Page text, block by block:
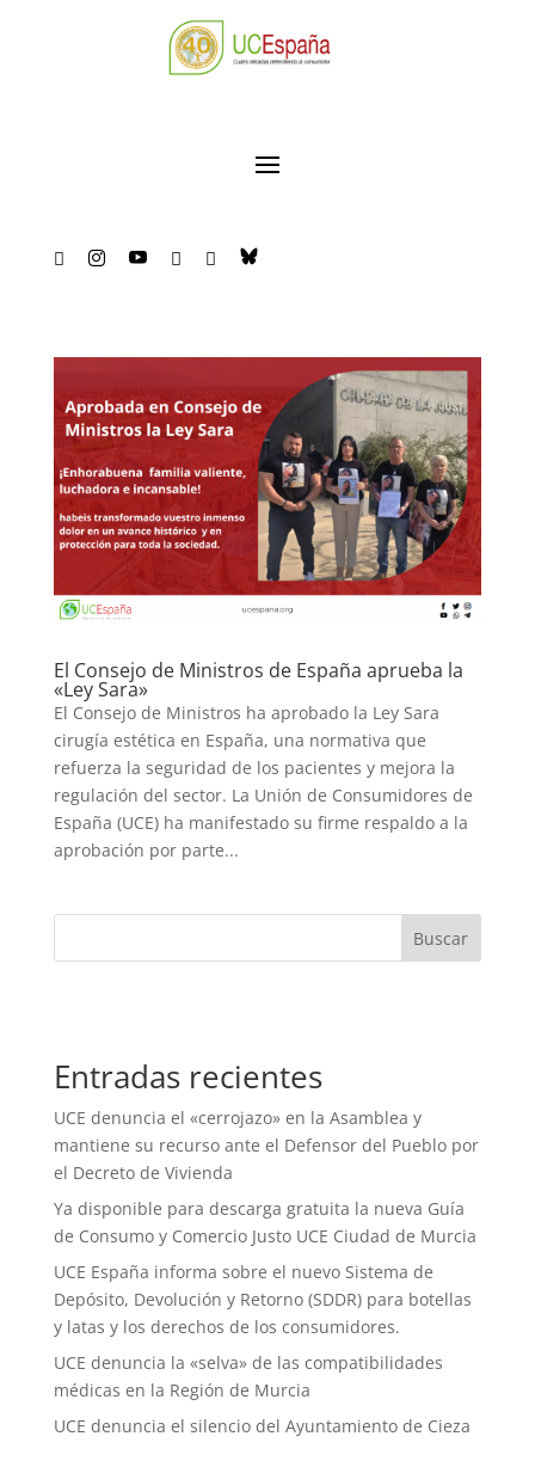
    
El Consejo de Ministros de España aprueba la
«Ley Sara»
El Consejo de Ministros ha aprobado la Ley Sara
cirugía estética en España, una normativa que
refuerza la seguridad de los pacientes y mejora la
regulación del sector. La Unión de Consumidores de
España (UCE) ha manifestado su firme respaldo a la
aprobación por parte...
Buscar
Entradas recientes
UCE denuncia el «cerrojazo» en la Asamblea y
mantiene su recurso ante el Defensor del Pueblo por
el Decreto de Vivienda
Ya disponible para descarga gratuita la nueva Guía
de Consumo y Comercio Justo UCE Ciudad de Murcia
UCE España informa sobre el nuevo Sistema de
Depósito, Devolución y Retorno (SDDR) para botellas
y latas y los derechos de los consumidores.
UCE denuncia la «selva» de las compatibilidades
médicas en la Región de Murcia
UCE denuncia el silencio del Ayuntamiento de Cieza